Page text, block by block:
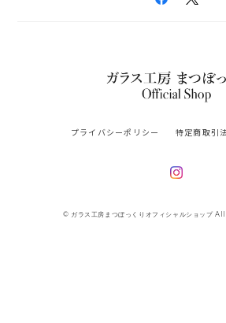
プライバシーポリシー 特定商取引
© ガラス工房まつぼっくりオフィシャルショッ